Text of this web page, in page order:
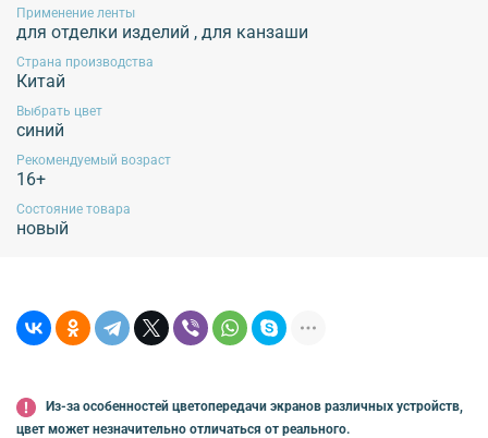
Применение ленты
для отделки изделий , для канзаши
Страна производства
Китай
Выбрать цвет
синий
Рекомендуемый возраст
16+
Состояние товара
новый
Из-за особенностей цветопередачи экранов различных устройств,
цвет может незначительно отличаться от реального.